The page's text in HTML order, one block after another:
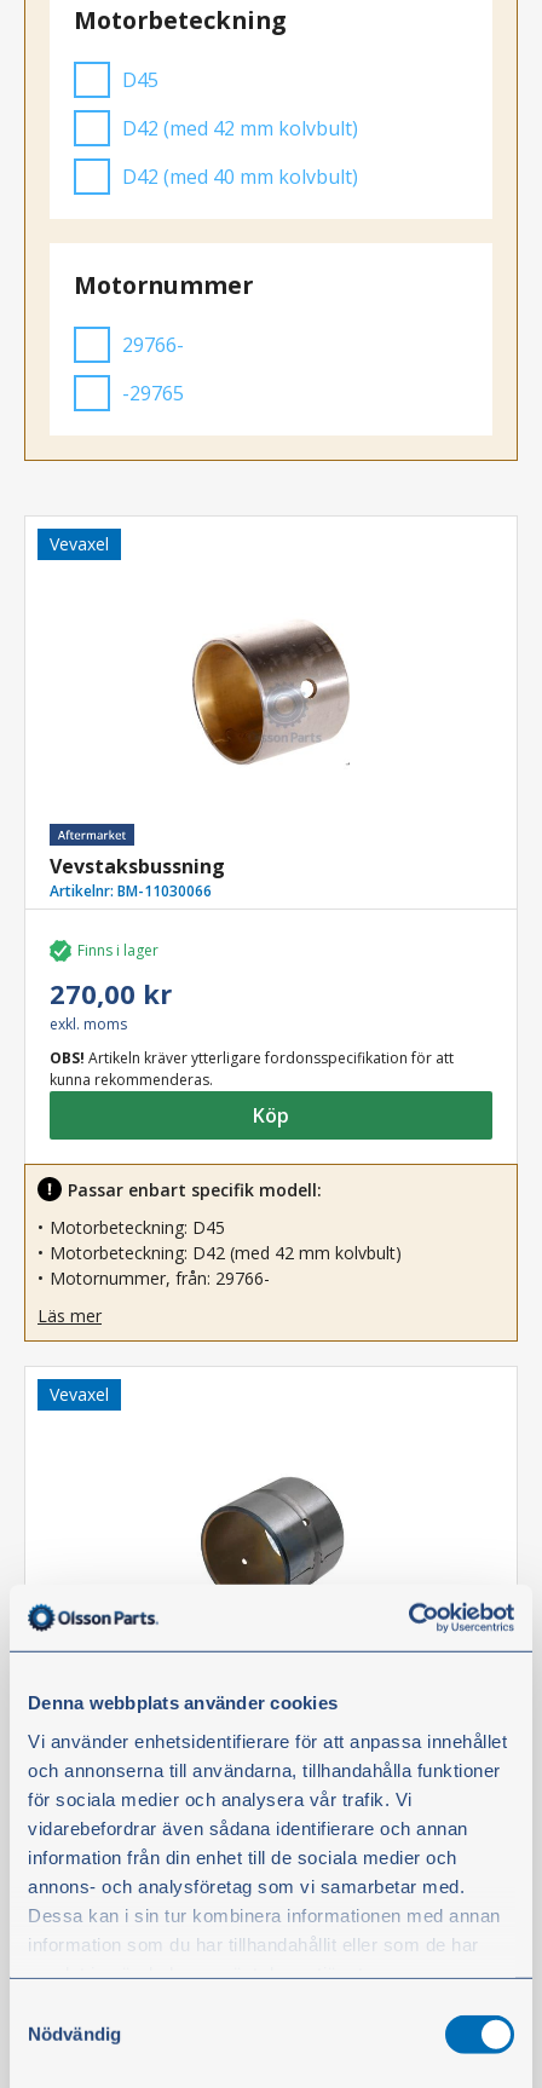
Denna webbplats använder cookies
Vi använder enhetsidentifierare för att anpassa innehållet
och annonserna till användarna, tillhandahålla funktioner
för sociala medier och analysera vår trafik. Vi
vidarebefordrar även sådana identifierare och annan
information från din enhet till de sociala medier och
annons- och analysföretag som vi samarbetar med.
Dessa kan i sin tur kombinera informationen med annan
information som du har tillhandahållit eller som de har
Du kan när som helst ändra ditt val. För att återkalla ditt
samtycke klickar du på ”Cookie-ikonen” längst ned till
Nödvändig
Motorbeteckning
D45
D42 (med 42 mm kolvbult)
D42 (med 40 mm kolvbult)
Motornummer
29766-
-29765
Vevaxel
Vevstaksbussning
Artikelnr: BM-11030066
Finns i lager
270,00 kr
exkl. moms
OBS! Artikeln kräver ytterligare fordonsspecifikation för att
kunna rekommenderas.
Köp
Passar enbart specifik modell:
Motorbeteckning: D45
Motorbeteckning: D42 (med 42 mm kolvbult)
Motornummer, från: 29766-
Läs mer
Vevaxel
Vevstaksbussning
Artikelnr:BM-780365
Finns i lager
308,00 kr
Artikeln kräver ytterligare fordonsspecifikation för att
kunna rekommenderas.
Passar enbart specifik modell: